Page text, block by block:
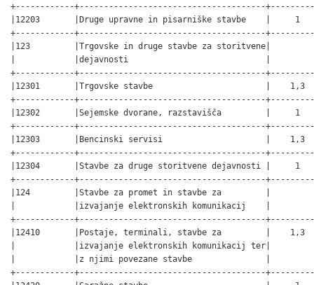
+------------+--------------------------------------
|12203       |Druge upravne in pisarniške stavbe    |     1
+------------+--------------------------------------
|123         |Trgovske in druge stavbe za storitvene|
|            |dejavnosti                            |
+------------+--------------------------------------
|12301       |Trgovske stavbe                       |    1,3
+------------+--------------------------------------
|12302       |Sejemske dvorane, razstavišča         |     1
+------------+--------------------------------------
|12303       |Bencinski servisi                     |    1,3
+------------+--------------------------------------
|12304       |Stavbe za druge storitvene dejavnosti |     1
+------------+--------------------------------------
|124         |Stavbe za promet in stavbe za         |
|            |izvajanje elektronskih komunikacij    |
+------------+--------------------------------------
|12410       |Postaje, terminali, stavbe za         |    1,3
|            |izvajanje elektronskih komunikacij ter|
|            |z njimi povezane stavbe               |
+------------+--------------------------------------